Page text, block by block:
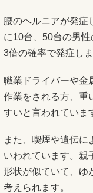
腰のヘルニアが発症
に10台、50台の男
3倍の確率で発症しま
職業ドライバーや金
作業をされる方、重
すいと言われていま
また、喫煙や遺伝に
いわれています。親
形状が似ていて、ゆ
考えられます。